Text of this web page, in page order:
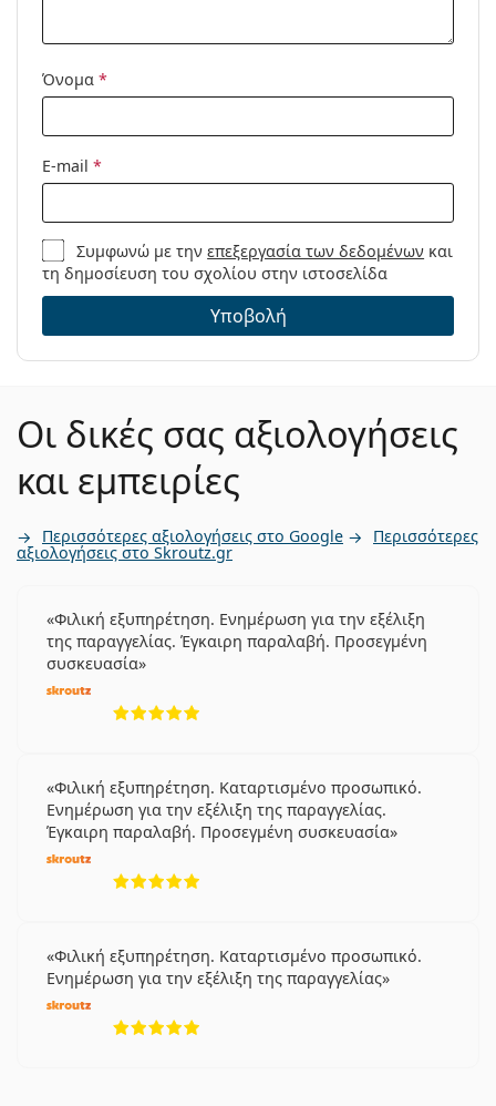
Όνομα *
E-mail *
Συμφωνώ με τηνεπεξεργασία των δεδομένων και
τη δημοσίευση του σχολίου στην ιστοσελίδα
Υποβολή
Οι δικές σας αξιολογήσεις
και εμπειρίες
Περισσότερες αξιολογήσεις στο Google Περισσότερες
αξιολογήσεις στο Skroutz.gr
Φιλική εξυπηρέτηση. Ενημέρωση για την εξέλιξη
της παραγγελίας. Έγκαιρη παραλαβή. Προσεγμένη
συσκευασία
Φιλική εξυπηρέτηση. Καταρτισμένο προσωπικό.
Ενημέρωση για την εξέλιξη της παραγγελίας.
Έγκαιρη παραλαβή. Προσεγμένη συσκευασία
Φιλική εξυπηρέτηση. Καταρτισμένο προσωπικό.
Ενημέρωση για την εξέλιξη της παραγγελίας